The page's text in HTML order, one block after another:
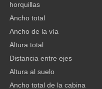
horquillas
Ancho total
Ancho de la vía
Altura total
Distancia entre ejes
Altura al suelo
Ancho total de la cabina